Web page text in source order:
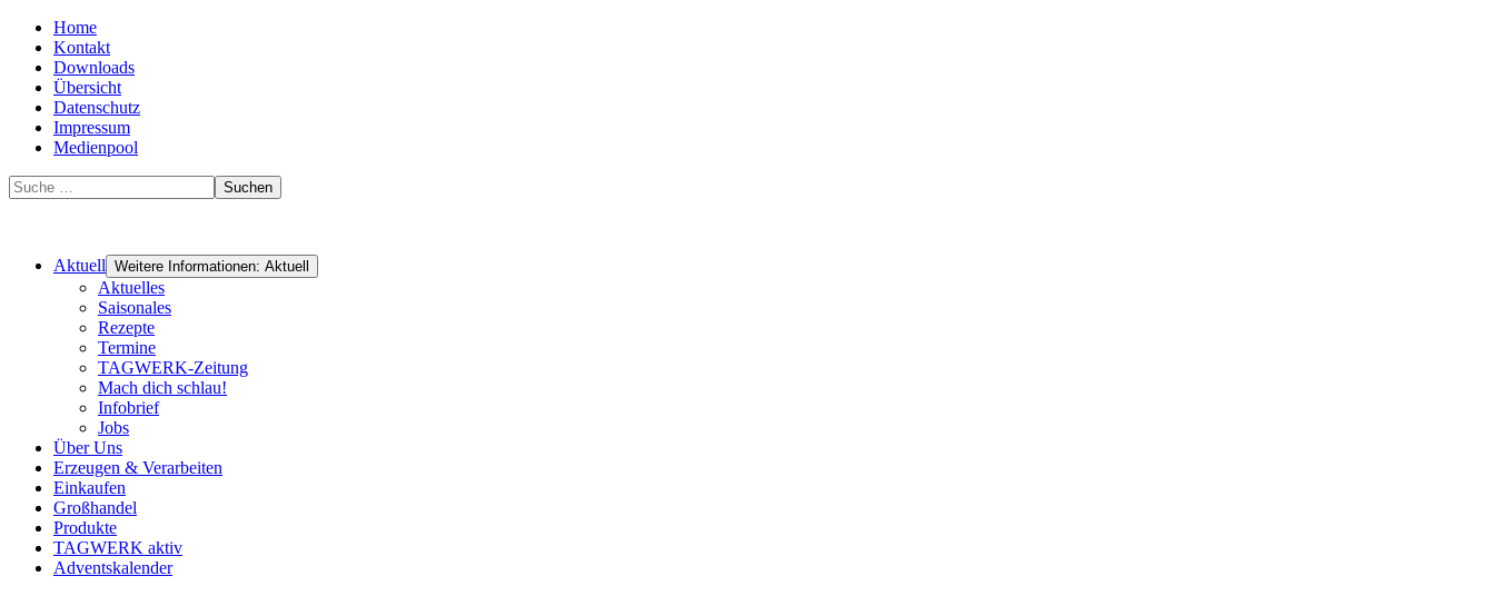
Home
Kontakt
Downloads
Übersicht
Datenschutz
Impressum
Medienpool
Suchen
Aktuell Weitere Informationen: Aktuell
Aktuelles
Saisonales
Rezepte
Termine
TAGWERK-Zeitung
Mach dich schlau!
Infobrief
Jobs
Über Uns
Erzeugen & Verarbeiten
Einkaufen
Großhandel
Produkte
TAGWERK aktiv
Adventskalender